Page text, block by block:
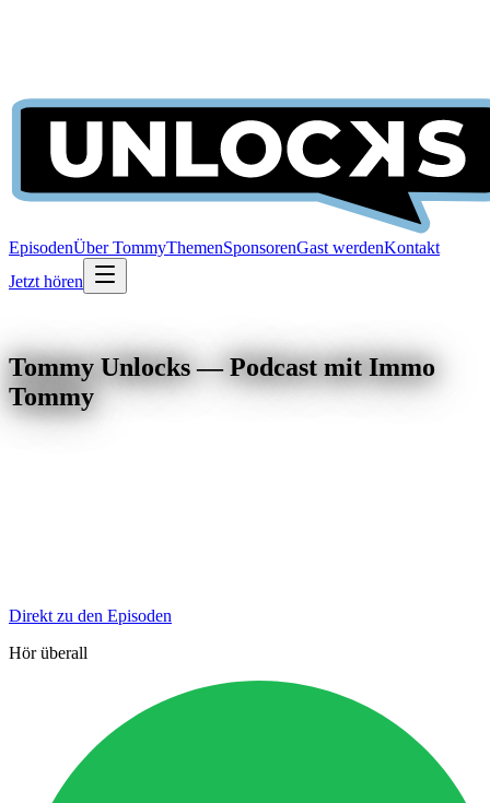
EpisodenÜber TommyThemenSponsorenGast werdenKontakt
Jetzt hören
Tommy Unlocks — Podcast mit Immo
Tommy
Direkt zu den Episoden
Hör überall